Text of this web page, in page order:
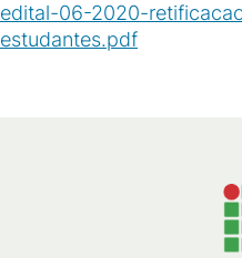
edital-06-2020-
estudantes.pdf